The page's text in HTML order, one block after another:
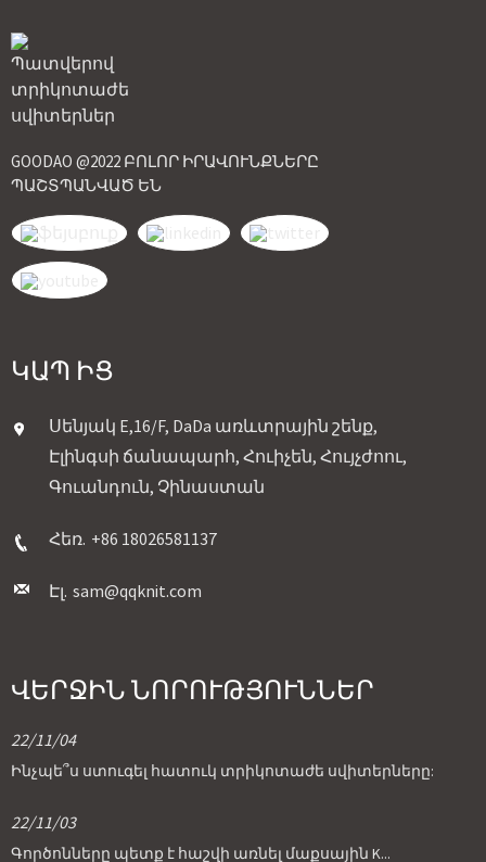
GOODAO @2022 ԲՈԼՈՐ ԻՐԱՎՈՒՆՔՆԵՐԸ
ՊԱՇՏՊԱՆՎԱԾ ԵՆ
ԿԱՊ ԻՑ
Սենյակ E,16/F, DaDa առևտրային շենք,
Էլինգսի ճանապարհ, Հուիչեն, Հույչժոու,
Գուանդուն, Չինաստան
Հեռ. +86 18026581137
Էլ. sam@qqknit.com
ՎԵՐՋԻՆ ՆՈՐՈՒԹՅՈՒՆՆԵՐ
22/11/04
Ինչպե՞ս ստուգել հատուկ տրիկոտաժե սվիտերները:
22/11/03
Գործոնները պետք է հաշվի առնել մաքսային K...